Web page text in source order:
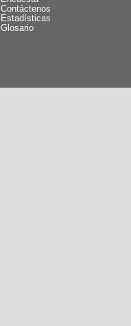
Contáctenos
Estadísticas
Glosario